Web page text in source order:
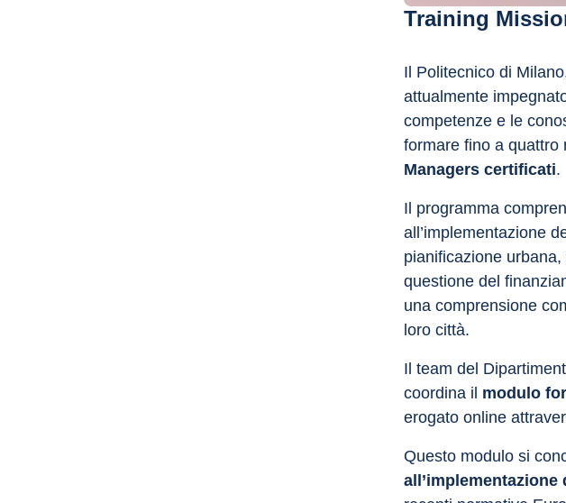
Training
Il Politecnico di
attualmente
competenze e le
formare fino a quattro
Managers certificati.
Il programma
all’implementazione
pianificazione
questione del
una comprensione
loro città.
Il team del
coordina il modulo
erogato online
Questo modulo si